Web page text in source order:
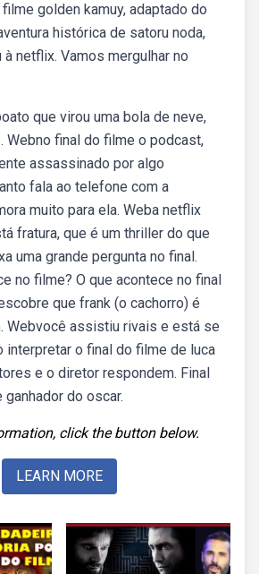
golden kamuy, adaptado do
histórica de satoru noda,
netflix. Vamos mergulhar no
que virou uma bola de neve,
Webno final do filme o podcast,
assassinado por algo
fala ao telefone com a
muito para ela. Weba netflix
fratura, que é um thriller do que
uma grande pergunta no final.
no filme? O que acontece no final
que frank (o cachorro) é
Webvocê assistiu rivais e está se
interpretar o final do filme de luca
e o diretor respondem. Final
do oscar.
click the button below.
LEARN MORE